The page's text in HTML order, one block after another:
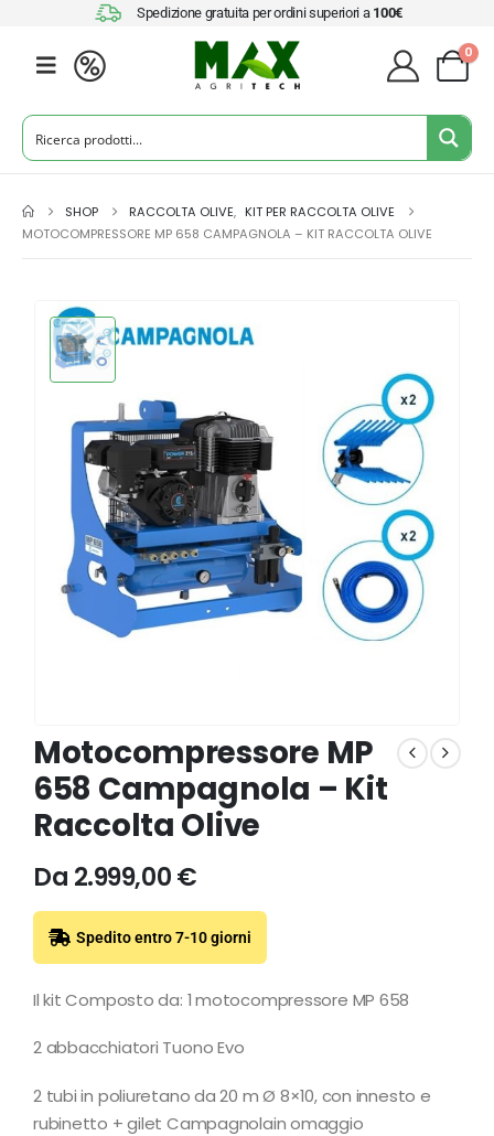
Spedizione gratuita per ordini superiori a 100€
0
SHOP RACCOLTA OLIVE, KIT PER RACCOLTA OLIVE
MOTOCOMPRESSORE MP 658 CAMPAGNOLA – KIT RACCOLTA OLIVE
Motocompressore MP
658 Campagnola – Kit
Raccolta Olive
Da 2.999,00€
Spedito entro 7-10 giorni
Il kit Composto da: 1 motocompressore MP 658
2 abbacchiatori Tuono Evo
2 tubi in poliuretano da 20 m Ø 8×10, con innesto e
rubinetto + gilet Campagnolain omaggio